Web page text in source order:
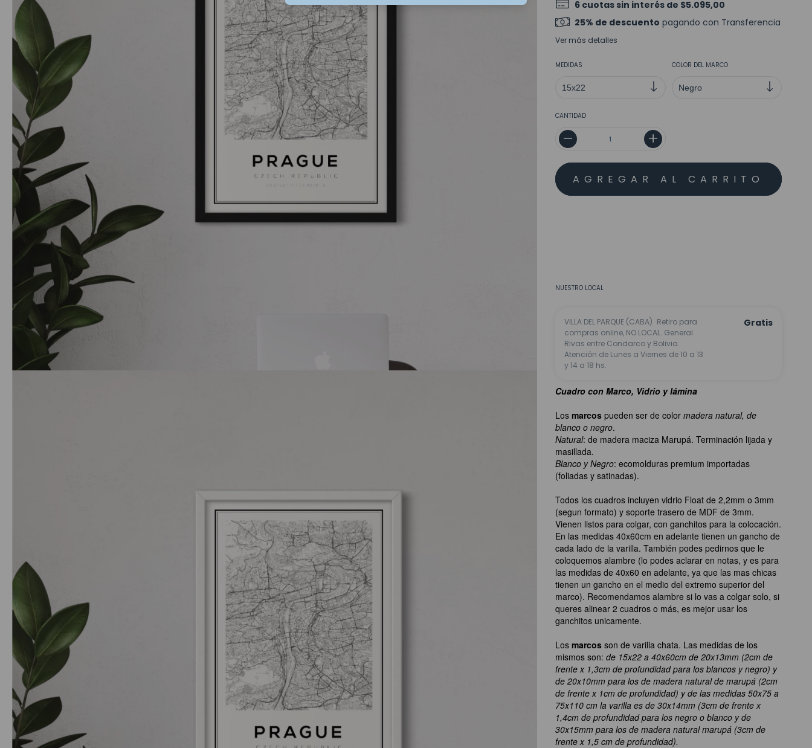
6 cuotas sin interés de $5.095,00
25% de descuento pagando con Transferencia
Ver más detalles
MEDIDAS COLOR DEL MARCO
CANTIDAD
NUESTRO LOCAL
VILLA DEL PARQUE (CABA) Retiro para
compras online, NO LOCAL. General
Rivas entre Condarco y Bolivia.
Atención de Lunes a Viernes de 10 a 13
y 14 a 18 hs.
Gratis
Cuadro con Marco, Vidrio y lámina
Losmarcos pueden ser de colormadera natural, de
blanco o negro.
Natural: de madera maciza Marupá. Terminación lijada y
masillada.
Blanco y Negro: ecomolduras premium importadas
(foliadas y satinadas).
Todos los cuadros incluyen vidrio Float de 2,2mm o 3mm
(segun formato) y soporte trasero de MDF de 3mm.
Vienen listos para colgar, con ganchitos para la colocación.
En las medidas 40x60cm en adelante tienen un gancho de
cada lado de la varilla. También podes pedirnos que le
coloquemos alambre (lo podes aclarar en notas, y es para
las medidas de 40x60 en adelante, ya que las mas chicas
tienen un gancho en el medio del extremo superior del
marco). Recomendamos alambre si lo vas a colgar solo, si
queres alinear 2 cuadros o más, es mejor usar los
ganchitos unicamente.
Losmarcosson de varilla chata. Las medidas de los
mismos son:de 15x22 a 40x60cm de 20x13mm (2cm de
frente x 1,3cm de profundidad para los blancos y negro) y
de 20x10mm para los de madera natural de marupá (2cm
de frente x 1cm de profundidad) y de las medidas 50x75 a
75x110 cm la varilla es de 30x14mm (3cm de frente x
1,4cm de profundidad para los negro o blanco y de
30x15mm para los de madera natural marupá (3cm de
frente x 1,5 cm de profundidad).